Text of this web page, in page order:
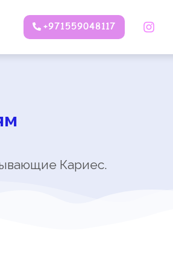
+971559048117
Кариес.